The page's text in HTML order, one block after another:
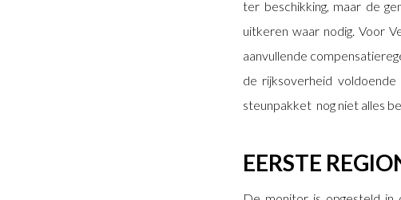
ter beschikking, maar de
uitkeren waar nodig. Voor
aanvullende
de rijksoverheid
steunpakket nog niet alles
EERSTE